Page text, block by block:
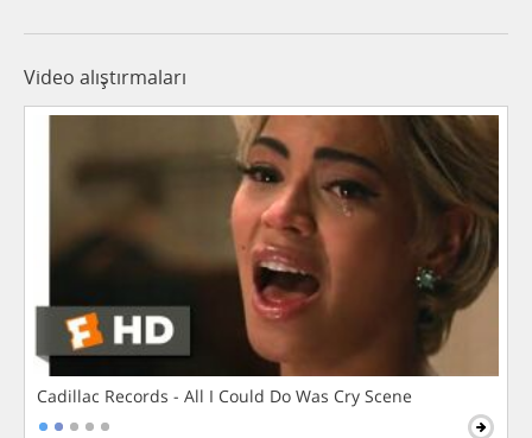
Video alıştırmaları
Cadillac Records - All I Could Do Was Cry Scene